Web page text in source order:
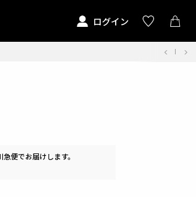
ログイン
急便でお届けします。